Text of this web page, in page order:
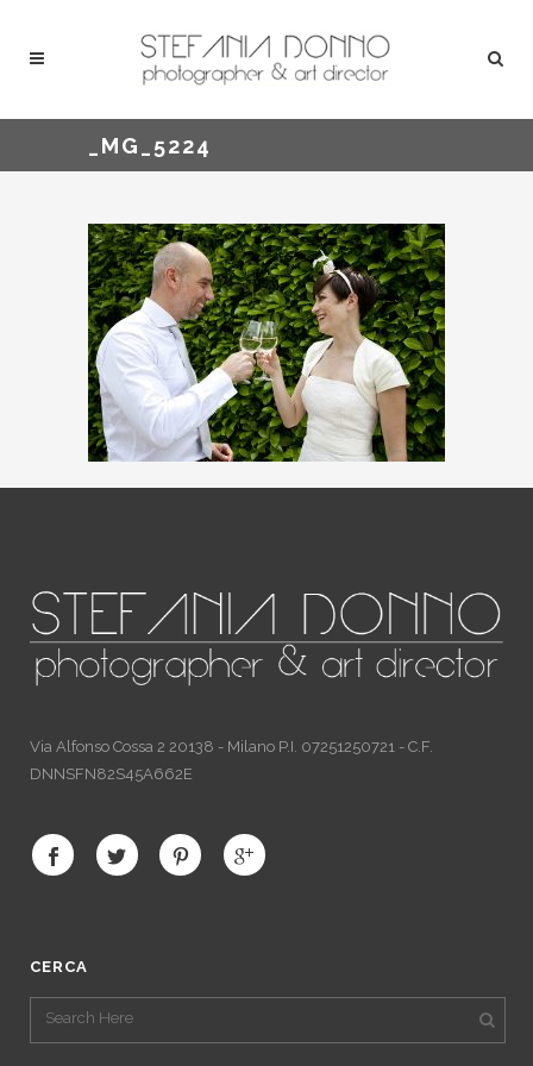
_MG_5224
Via Alfonso Cossa 2 20138 - Milano P.I. 07251250721 - C.F.
DNNSFN82S45A662E
CERCA